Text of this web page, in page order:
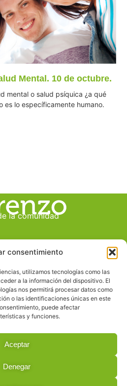
consentimiento
utilizamos tecnologías como las
a la información del dispositivo. El
nos permitirá procesar datos como
o las identificaciones únicas en este
puede afectar
y funciones.
Aceptar
Denegar
Mental. 10 de octubre.
mental o salud psíquica ¿a qué
es lo específicamente humano.
la comunidad